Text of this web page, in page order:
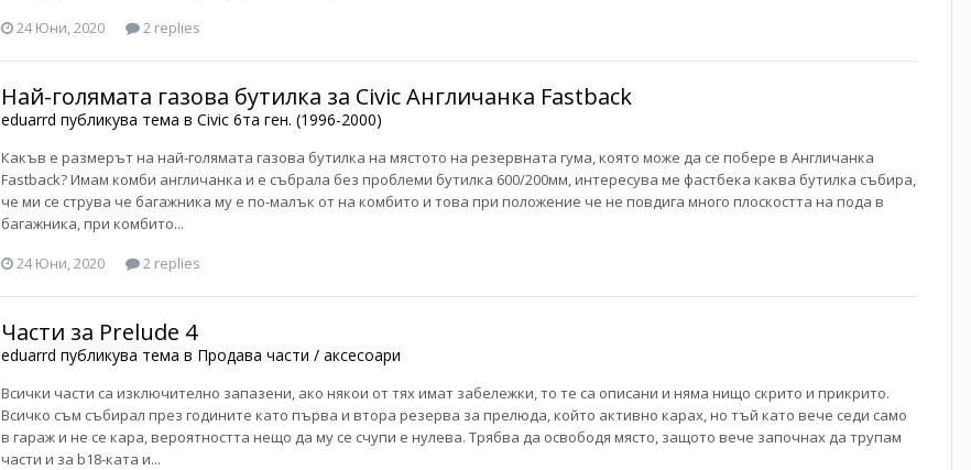
24 Юни, 2020
2 replies
Най-голямата газова бутилка за Civic Англичанка Fastback
eduarrd публикува тема в Civic 6та ген. (1996-2000)
Какъв е размерът на най-голямата газова бутилка на мястото на резервната гума, която може да се побере в Англичанка
Fastback? Имам комби англичанка и е събрала без проблеми бутилка 600/200мм, интересува ме фастбека каква бутилка събира,
че ми се струва че багажника му е по-малък от на комбито и това при положение че не повдига много плоскостта на пода в
багажника, при комбито...
24 Юни, 2020
2 replies
Части за Prelude 4
eduarrd публикува тема в Продава части / аксесоари
Всички части са изключително запазени, ако някои от тях имат забележки, то те са описани и няма нищо скрито и прикрито.
Всичко съм събирал през годините като първа и втора резерва за прелюда, който активно карах, но тъй като вече седи само
в гараж и не се кара, вероятността нещо да му се счупи е нулева. Трябва да освободя място, защото вече започнах да трупам
части и за b18-ката и...